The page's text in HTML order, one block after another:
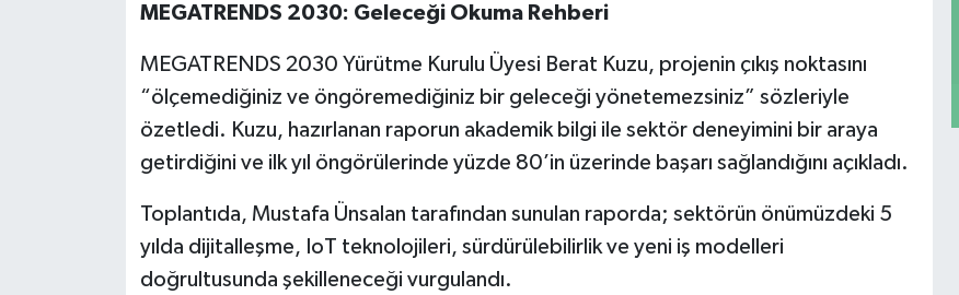
MEGATRENDS 2030: Geleceği Okuma Rehberi
MEGATRENDS 2030 Yürütme Kurulu Üyesi Berat Kuzu, projenin çıkış noktasını
“ölçemediğiniz ve öngöremediğiniz bir geleceği yönetemezsiniz” sözleriyle
özetledi. Kuzu, hazırlanan raporun akademik bilgi ile sektör deneyimini bir araya
getirdiğini ve ilk yıl öngörülerinde yüzde 80’in üzerinde başarı sağlandığını açıkladı.
Toplantıda, Mustafa Ünsalan tarafından sunulan raporda; sektörün önümüzdeki 5
yılda dijitalleşme, IoT teknolojileri, sürdürülebilirlik ve yeni iş modelleri
doğrultusunda şekilleneceği vurgulandı.